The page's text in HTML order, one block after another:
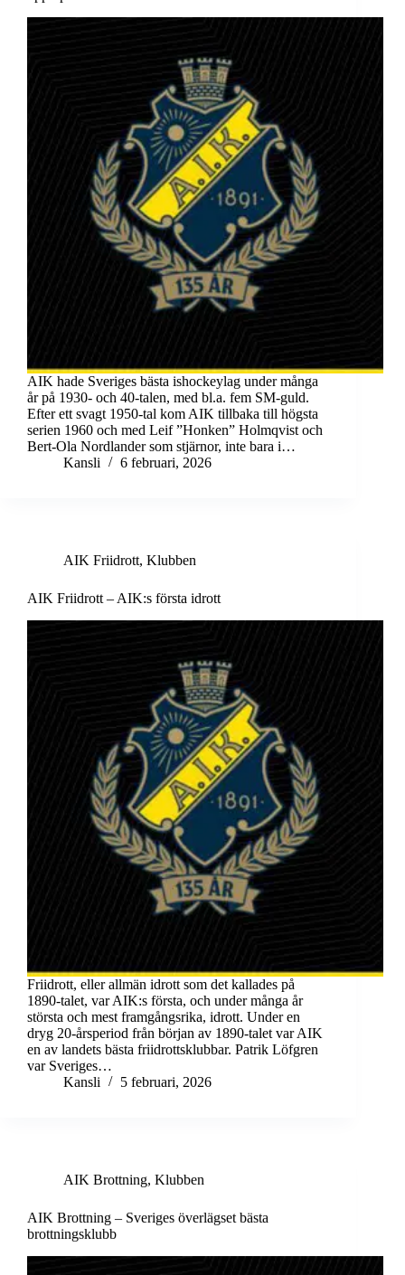
AIK hade Sveriges bästa ishockeylag under många
år på 1930- och 40-talen, med bl.a. fem SM-guld.
Efter ett svagt 1950-tal kom AIK tillbaka till högsta
serien 1960 och med Leif ”Honken” Holmqvist och
Bert-Ola Nordlander som stjärnor, inte bara i…
Kansli
6 februari, 2026
AIK Friidrott, Klubben
AIK Friidrott – AIK:s första idrott
Friidrott, eller allmän idrott som det kallades på
1890-talet, var AIK:s första, och under många år
största och mest framgångsrika, idrott. Under en
dryg 20-årsperiod från början av 1890-talet var AIK
en av landets bästa friidrottsklubbar. Patrik Löfgren
var Sveriges…
Kansli
5 februari, 2026
AIK Brottning, Klubben
AIK Brottning – Sveriges överlägset bästa
brottningsklubb